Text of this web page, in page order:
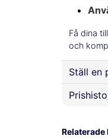
Få dina
och
Ställ en
question